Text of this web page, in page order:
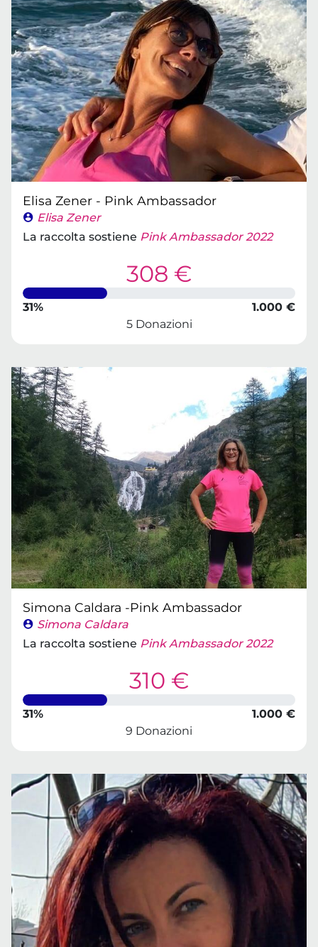
Elisa Zener - Pink Ambassador
Elisa Zener
La raccolta sostiene Pink Ambassador 2022
308 €
31%
1.000 €
5 Donazioni
Simona Caldara -Pink Ambassador
Simona Caldara
La raccolta sostiene Pink Ambassador 2022
310 €
31%
1.000 €
9 Donazioni